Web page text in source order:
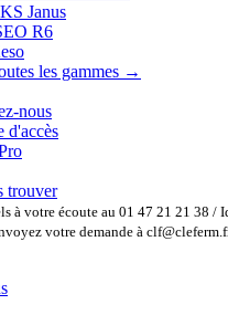
Janus
R6
les gammes →
nous
d'accès
trouver
à votre écoute au 01 47 21 21 38 /
votre demande à